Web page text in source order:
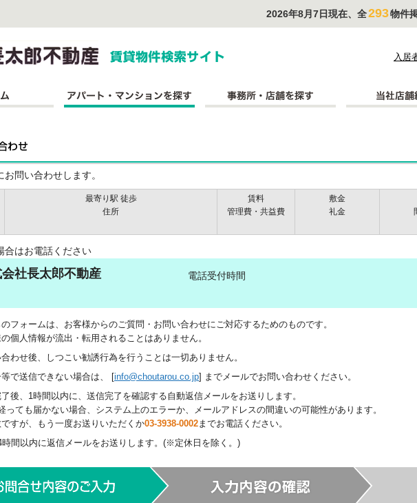
2026年8月7日現在、全293物件
入居
お問い合わせします。
最寄り駅 徒歩
住所
賃料
管理費・共益費
敷金
礼金
合はお電話ください
社長太郎不動産 電話受付時間
フォームは、お客様からのご質問・お問い合わせにご対応するためのものです。
個人情報が流出・転用されることはありません。
わせ後、しつこい勧誘行為を行うことは一切ありません。
で送信できない場合は、 [info@choutarou.co.jp] までメールでお問い合わせください。
後、1時間以内に、送信完了を確認する自動返信メールをお送りします。
っても届かない場合、システム上のエラーか、メールアドレスの間違いの可能性があります。
すが、もう一度お送りいただくか03-3938-0002までお電話ください。
時間以内に返信メールをお送りします。(※定休日を除く。)